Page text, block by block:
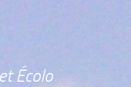
Écolo